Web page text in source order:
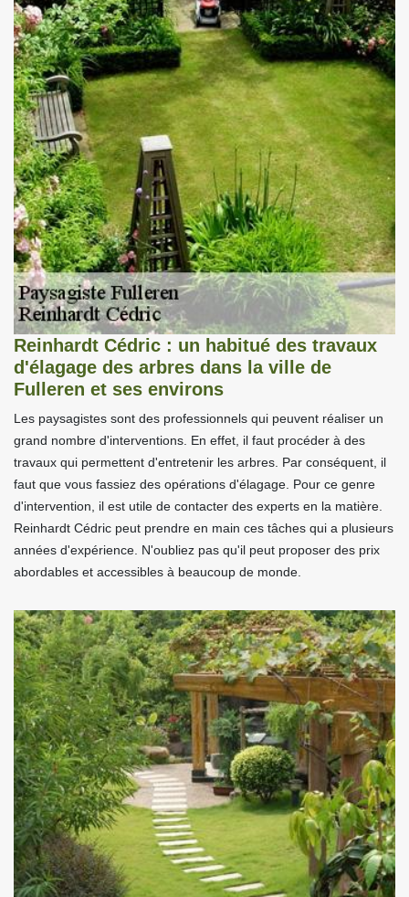
Reinhardt Cédric : un habitué des travaux
d'élagage des arbres dans la ville de
Fulleren et ses environs
Les paysagistes sont des professionnels qui peuvent réaliser un
grand nombre d'interventions. En effet, il faut procéder à des
travaux qui permettent d'entretenir les arbres. Par conséquent, il
faut que vous fassiez des opérations d'élagage. Pour ce genre
d'intervention, il est utile de contacter des experts en la matière.
Reinhardt Cédric peut prendre en main ces tâches qui a plusieurs
années d'expérience. N'oubliez pas qu'il peut proposer des prix
abordables et accessibles à beaucoup de monde.